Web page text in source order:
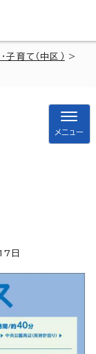
子育て（中区）
>
メニュー
日